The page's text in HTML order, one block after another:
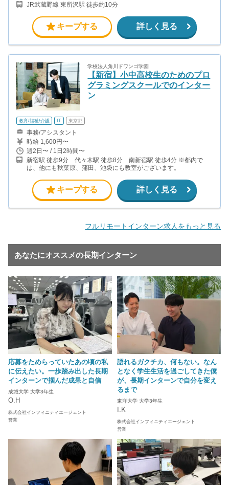
JR武蔵野線 東所沢駅 徒歩約10分
キープする 詳しく見る
学校法人角川ドワンゴ学園
【新宿】小中高校生のためのプロ
グラミングスクールでのインター
ン
教育/福祉/介護 IT 東京都
事務/アシスタント
時給 1,600円〜
週2日〜 / 1日2時間〜
新宿駅 徒歩9分 代々木駅 徒歩8分 南新宿駅 徒歩4分 ※都内で
は、他にも秋葉原、蒲田、池袋にも教室がございます。
キープする 詳しく見る
フルリモートインターン求人をもっと見る
あなたにオススメの長期インターン
応募をためらっていたあの頃の私
に伝えたい。一歩踏み出した長期
インターンで掴んだ成果と自信
成城大学 大学3年生
O.H
株式会社インフィニティエージェント
営業
語れるガクチカ、何もない。なん
となく学生生活を過ごしてきた僕
が、長期インターンで自分を変え
るまで
東洋大学 大学3年生
I.K
株式会社インフィニティエージェント
営業